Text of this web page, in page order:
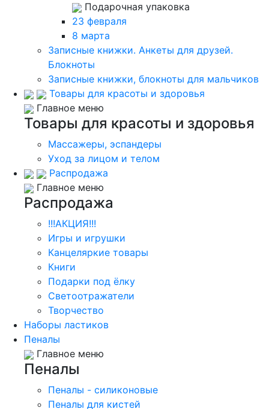
Подарочная упаковка
23 февраля
8 марта
Записные книжки. Анкеты для друзей.
Блокноты
Записные книжки, блокноты для мальчиков
Товары для красоты и здоровья
Главное меню
Товары для красоты и здоровья
Массажеры, эспандеры
Уход за лицом и телом
Распродажа
Главное меню
Распродажа
!!!АКЦИЯ!!!
Игры и игрушки
Канцеляркие товары
Книги
Подарки под ёлку
Светоотражатели
Творчество
Наборы ластиков
Пеналы
Главное меню
Пеналы
Пеналы - силиконовые
Пеналы для кистей